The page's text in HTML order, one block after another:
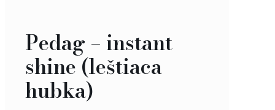
Pedag – instant
shine (leštiaca
hubka)